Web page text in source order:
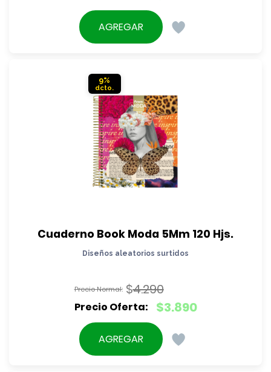
precio
original
El
precio
actual
AGREGAR
9%
Cuaderno Book Moda 5Mm 120 Hjs.
Diseños aleatorios surtidos
$4.290
El
precio
original
$3.890
El
precio
actual
AGREGAR